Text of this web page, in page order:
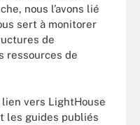
nous l’avons lié
sert à monitorer
de
ressources de
vers LightHouse
les guides publiés